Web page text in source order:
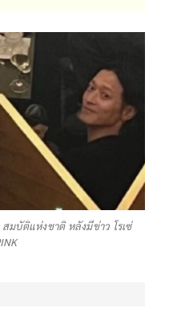
สมบัติแห่งชาติ หลังมีข่าว โรเซ่